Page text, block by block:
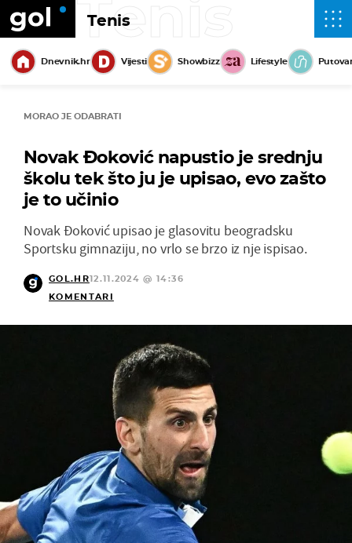
Tenis
Tenis
Dnevnik.hr Vijesti Showbizz Lifestyle
MORAO JE ODABRATI
Novak Đoković napustio je srednju
školu tek što ju je upisao, evo zašto
je to učinio
Novak Đoković upisao je glasovitu beogradsku
Sportsku gimnaziju, no vrlo se brzo iz nje ispisao.
GOL.HR12.11.2024 @ 14:36
KOMENTARI